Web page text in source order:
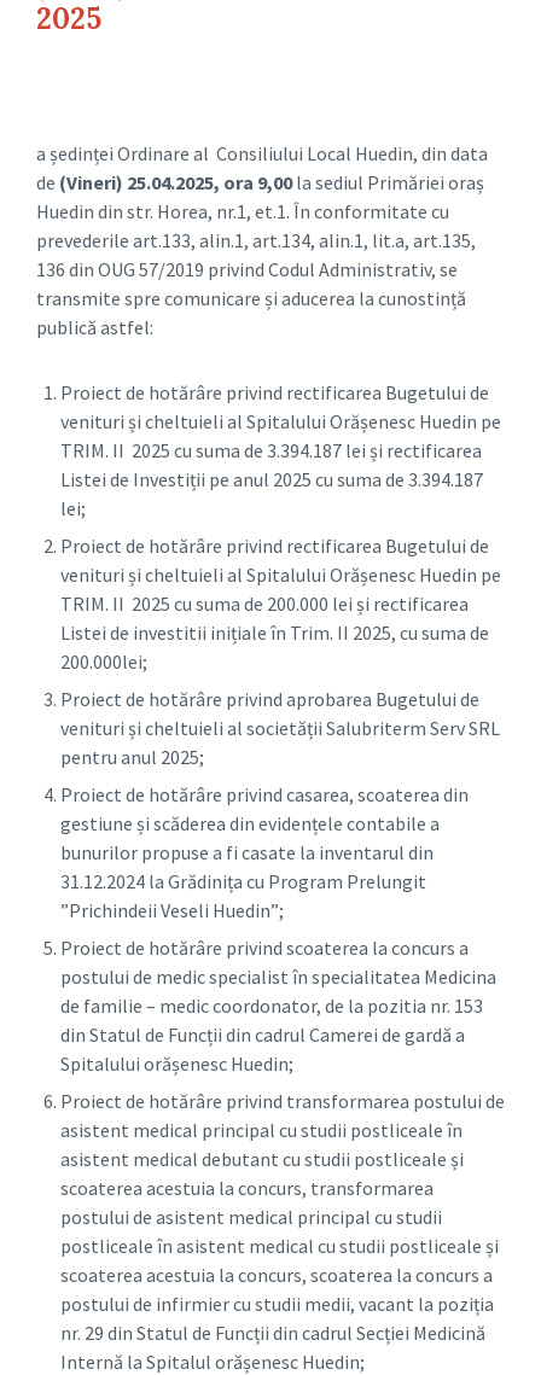
2025
a ședinței Ordinare al Consiliului Local Huedin, din data
de (Vineri) 25.04.2025, ora 9,00la sediul Primăriei oraș
Huedin din str. Horea, nr.1, et.1. În conformitate cu
prevederile art.133, alin.1, art.134, alin.1, lit.a, art.135,
136 din OUG 57/2019 privind Codul Administrativ, se
transmite spre comunicare și aducerea la cunostință
publică astfel:
Proiect de hotărâre privind rectificarea Bugetului de
venituri și cheltuieli al Spitalului Orășenesc Huedin pe
TRIM. II 2025 cu suma de 3.394.187 lei și rectificarea
Listei de Investiții pe anul 2025 cu suma de 3.394.187
lei;
Proiect de hotărâre privind rectificarea Bugetului de
venituri și cheltuieli al Spitalului Orășenesc Huedin pe
TRIM. II 2025 cu suma de 200.000 lei și rectificarea
Listei de investitii inițiale în Trim. II 2025, cu suma de
200.000lei;
Proiect de hotărâre privind aprobarea Bugetului de
venituri și cheltuieli al societății Salubriterm Serv SRL
pentru anul 2025;
Proiect de hotărâre privind casarea, scoaterea din
gestiune și scăderea din evidențele contabile a
bunurilor propuse a fi casate la inventarul din
31.12.2024 la Grădinița cu Program Prelungit
”Prichindeii Veseli Huedin”;
Proiect de hotărâre privind scoaterea la concurs a
postului de medic specialist în specialitatea Medicina
de familie – medic coordonator, de la pozitia nr. 153
din Statul de Funcții din cadrul Camerei de gardă a
Spitalului orășenesc Huedin;
Proiect de hotărâre privind transformarea postului de
asistent medical principal cu studii postliceale în
asistent medical debutant cu studii postliceale și
scoaterea acestuia la concurs, transformarea
postului de asistent medical principal cu studii
postliceale în asistent medical cu studii postliceale și
scoaterea acestuia la concurs, scoaterea la concurs a
postului de infirmier cu studii medii, vacant la poziția
nr. 29 din Statul de Funcții din cadrul Secției Medicină
Internă la Spitalul orășenesc Huedin;